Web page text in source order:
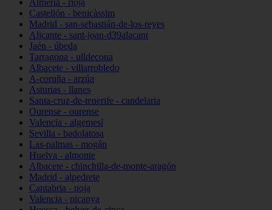
Almería - rioja
Castellón - benicàssim
Madrid - san-sebastián-de-los-reyes
Alicante - sant-joan-d39alacant
Jaén - úbeda
Tarragona - ulldecona
Albacete - villarrobledo
A-coruña - arzúa
Asturias - llanes
Santa-cruz-de-tenerife - candelaria
Ourense - ourense
Valencia - algemesí
Sevilla - badolatosa
Las-palmas - mogán
Huelva - almonte
Albacete - chinchilla-de-monte-aragón
Madrid - alpedrete
Cantabria - noja
Valencia - picanya